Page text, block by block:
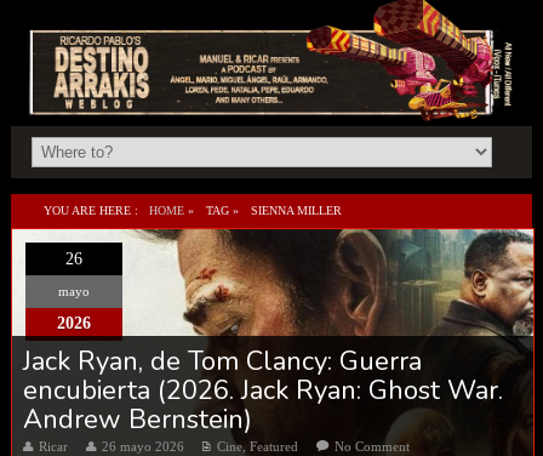
YOU ARE HERE : HOME » TAG » SIENNA MILLER
26
mayo
2026
Jack Ryan, de Tom Clancy: Guerra
encubierta (2026. Jack Ryan: Ghost War.
Andrew Bernstein)
Ricar 26 mayo 2026 Cine, Featured No Comment